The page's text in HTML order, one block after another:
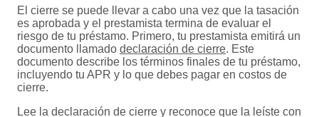
El cierre se puede llevar a cabo una vez que la tasación
es aprobada y el prestamista termina de evaluar el
riesgo de tu préstamo. Primero, tu prestamista emitirá un
documento llamado declaración de cierre. Este
documento describe los términos finales de tu préstamo,
incluyendo tu APR y lo que debes pagar en costos de
cierre.
Lee la declaración de cierre y reconoce que la leíste con